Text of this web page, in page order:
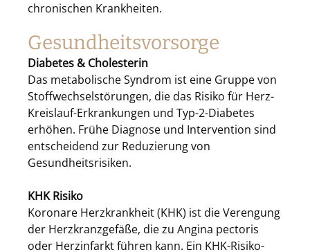
chronischen Krankheiten.
Gesundheitsvorsorge
Diabetes & Cholesterin
Das metabolische Syndrom ist eine Gruppe von
Stoffwechselstörungen, die das Risiko für Herz-
Kreislauf-Erkrankungen und Typ-2-Diabetes
erhöhen. Frühe Diagnose und Intervention sind
entscheidend zur Reduzierung von
Gesundheitsrisiken.
KHK Risiko
Koronare Herzkrankheit (KHK) ist die Verengung
der Herzkranzgefäße, die zu Angina pectoris
oder Herzinfarkt führen kann. Ein KHK-Risiko-